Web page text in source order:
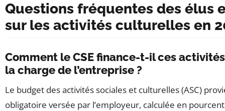
Questions fréquentes des élus
sur les activités culturelles en
Comment le CSE finance-t-il ces
la charge de l’entreprise ?
Le budget des activités sociales et culturelles (ASC)
obligatoire versée par l’employeur, calculée en